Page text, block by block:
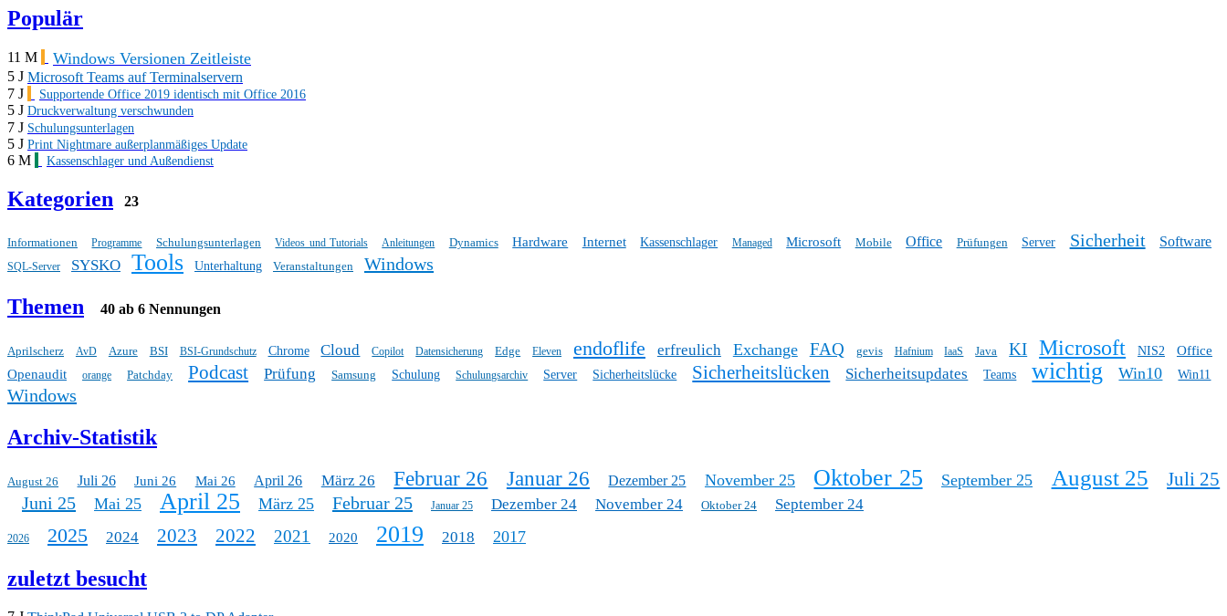
Populär
11 M Windows Versionen Zeitleiste
5 J Microsoft Teams auf Terminalservern
7 J
Supportende Office 2019 identisch mit Office 2016
5 J Druckverwaltung verschwunden
7 J Schulungsunterlagen
5 J Print Nightmare außerplanmäßiges Update
6 M Kassenschlager und Außendienst
Kategorien 23
Informationen Programme Schulungsunterlagen Videos und Tutorials Anleitungen Dynamics Hardware Internet Kassenschlager Managed Microsoft Mobile Office Prüfungen Server Sicherheit Software
SQL-Server SYSKO Tools Unterhaltung Veranstaltungen Windows
Themen 40 ab 6 Nennungen
Aprilscherz AvD Azure BSI BSI-Grundschutz Chrome Cloud Copilot Datensicherung Edge Eleven endoflife erfreulich Exchange FAQ gevis Hafnium IaaS Java KI Microsoft NIS2
Office
Openaudit
orange Patchday Podcast Prüfung Samsung Schulung Schulungsarchiv Server Sicherheitslücke Sicherheitslücken Sicherheitsupdates Teams wichtig Win10 Win11
Windows
Archiv-Statistik
August 26 Juli 26 Juni 26 Mai 26 April 26 März 26 Februar 26 Januar 26 Dezember 25 November 25 Oktober 25 September 25 August 25 Juli 25
Juni 25 Mai 25 April 25 März 25 Februar 25 Januar 25 Dezember 24 November 24 Oktober 24 September 24
2026 2025 2024 2023 2022 2021 2020 2019 2018 2017
zuletzt besucht